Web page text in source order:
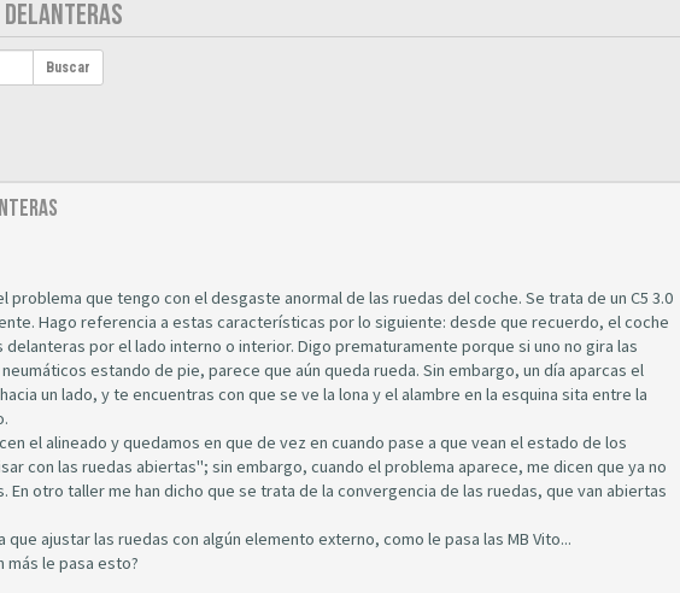
Buscar
problema que tengo con el desgaste anormal de las ruedas del coche. Se trata de un C5 3.0
Hago referencia a estas características por lo siguiente: desde que recuerdo, el coche
por el lado interno o interior. Digo prematuramente porque si uno no gira las
estando de pie, parece que aún queda rueda. Sin embargo, un día aparcas el
un lado, y te encuentras con que se ve la lona y el alambre en la esquina sita entre la
el alineado y quedamos en que de vez en cuando pase a que vean el estado de los
con las ruedas abiertas"; sin embargo, cuando el problema aparece, me dicen que ya no
otro taller me han dicho que se trata de la convergencia de las ruedas, que van abiertas
ajustar las ruedas con algún elemento externo, como le pasa las MB Vito...
más le pasa esto?